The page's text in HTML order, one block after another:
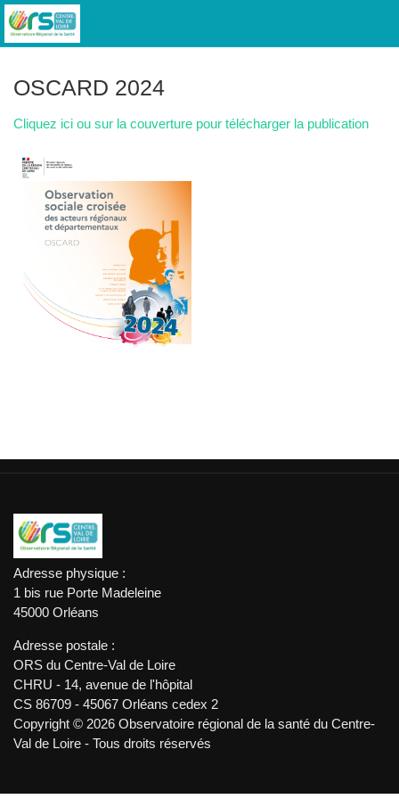
OSCARD 2024
Cliquez ici ou sur la couverture pour télécharger la publication
Adresse physique :
1 bis rue Porte Madeleine
45000 Orléans
Adresse postale :
ORS du Centre-Val de Loire
CHRU - 14, avenue de l'hôpital
CS 86709 - 45067 Orléans cedex 2
Copyright © 2026 Observatoire régional de la santé du Centre-
Val de Loire - Tous droits réservés